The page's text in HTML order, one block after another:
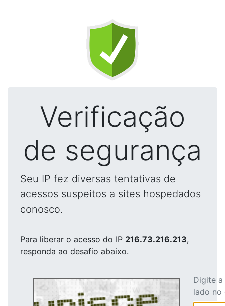
Verificação
de segurança
Seu IP fez diversas tentativas de
acessos suspeitos a sites hospedados
conosco.
Para liberar o acesso do IP 216.73.216.213,
responda ao desafio abaixo.
Digite
lado no